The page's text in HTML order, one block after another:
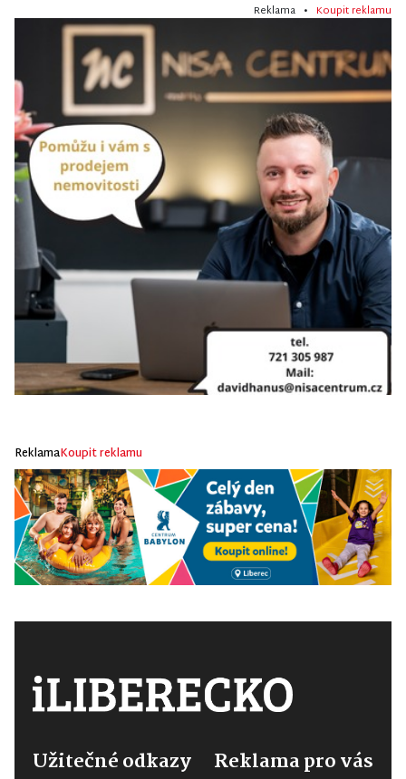
Reklama • Koupit reklamu
ReklamaKoupit reklamu
Užitečné odkazy Reklama pro vás